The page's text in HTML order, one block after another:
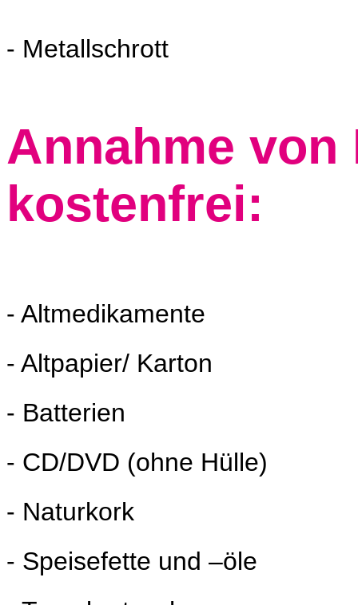
- Metallschrott
Annahme
kostenfrei:
- Altmedikamente
- Altpapier/ Karton
- Batterien
- CD/DVD (ohne Hülle)
- Naturkork
- Speisefette und –öle